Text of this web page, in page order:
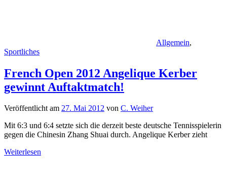
Allgemein,
Sportliches
French Open 2012 Angelique Kerber
gewinnt Auftaktmatch!
Veröffentlicht am 27. Mai 2012 von C. Weiher
Mit 6:3 und 6:4 setzte sich die derzeit beste deutsche Tennisspielerin
gegen die Chinesin Zhang Shuai durch. Angelique Kerber zieht
Weiterlesen